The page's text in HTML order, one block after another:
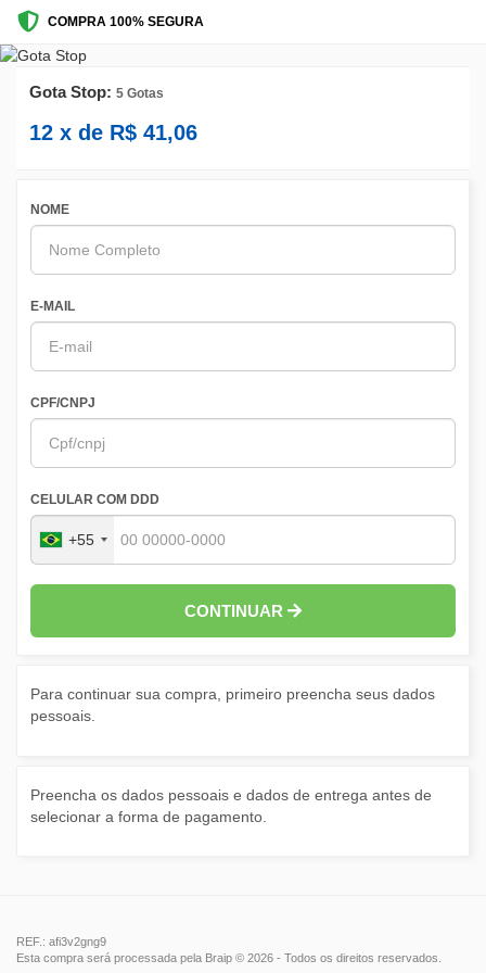
COMPRA 100% SEGURA
Gota Stop: 5 Gotas
12 x de R$ 41,06
NOME
E-MAIL
CPF/CNPJ
CELULAR COM DDD
+55
CONTINUAR
Para continuar sua compra, primeiro preencha seus dados
pessoais.
Preencha os dados pessoais e dados de entrega antes de
selecionar a forma de pagamento.
REF.: afi3v2gng9
Esta compra será processada pela Braip © 2026 - Todos os direitos reservados.